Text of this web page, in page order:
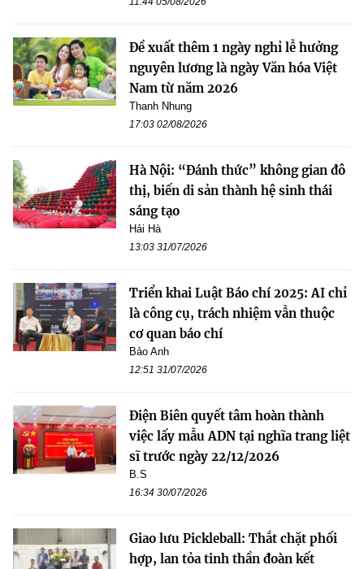
Đề xuất thêm 1 ngày nghỉ lễ hưởng
nguyên lương là ngày Văn hóa Việt
Nam từ năm 2026
Thanh Nhung
17:03 02/08/2026
Hà Nội: “Đánh thức” không gian đô
thị, biến di sản thành hệ sinh thái
sáng tạo
Hải Hà
13:03 31/07/2026
Triển khai Luật Báo chí 2025: AI chỉ
là công cụ, trách nhiệm vẫn thuộc
cơ quan báo chí
Bảo Anh
12:51 31/07/2026
Điện Biên quyết tâm hoàn thành
việc lấy mẫu ADN tại nghĩa trang liệt
sĩ trước ngày 22/12/2026
B.S
16:34 30/07/2026
Giao lưu Pickleball: Thắt chặt phối
hợp, lan tỏa tinh thần đoàn kết